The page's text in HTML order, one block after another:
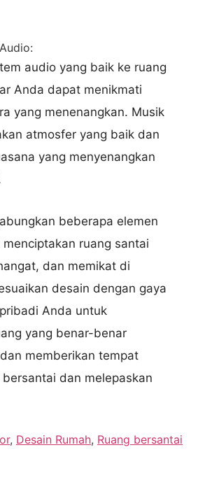
audio yang baik ke ruang
Anda dapat menikmati
yang menenangkan. Musik
atmosfer yang baik dan
yang menyenangkan
beberapa elemen
ruang santai
dan memikat di
desain dengan gaya
Anda untuk
yang benar-benar
memberikan tempat
dan melepaskan
, Desain Rumah, Ruang bersantai